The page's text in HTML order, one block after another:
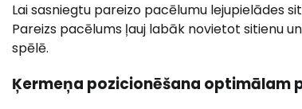
Lai sasniegtu pareizo pacēlumu lejupielādes
Pareizs pacēlums ļauj labāk novietot sitienu
spēlē.
Ķermeņa pozicionēšana optimālam